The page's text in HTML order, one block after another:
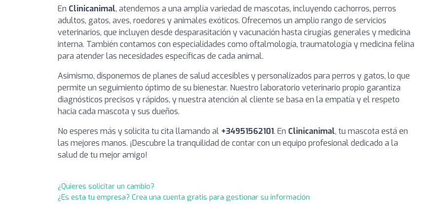
En Clinicanimal, atendemos a una amplia variedad de mascotas, incluyendo cachorros, perros
adultos, gatos, aves, roedores y animales exóticos. Ofrecemos un amplio rango de servicios
veterinarios, que incluyen desde desparasitación y vacunación hasta cirugías generales y medicina
interna. También contamos con especialidades como oftalmología, traumatología y medicina felina
para atender las necesidades específicas de cada animal.
Asimismo, disponemos de planes de salud accesibles y personalizados para perros y gatos, lo que
permite un seguimiento óptimo de su bienestar. Nuestro laboratorio veterinario propio garantiza
diagnósticos precisos y rápidos, y nuestra atención al cliente se basa en la empatía y el respeto
hacia cada mascota y sus dueños.
No esperes más y solicita tu cita llamando al +34951562101. En Clinicanimal, tu mascota está en
las mejores manos. ¡Descubre la tranquilidad de contar con un equipo profesional dedicado a la
salud de tu mejor amigo!
¿Quieres solicitar un cambio?
¿Es esta tu empresa? Crea una cuenta gratis para gestionar su información